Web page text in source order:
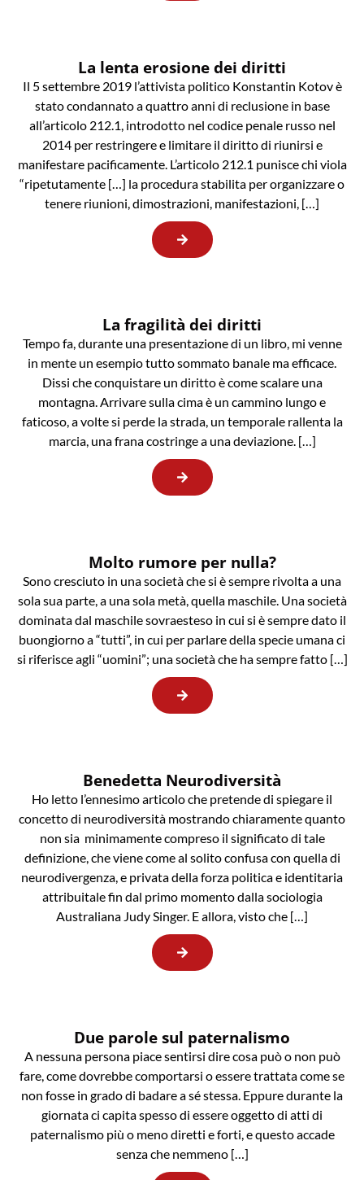
La lenta erosione dei diritti
Il 5 settembre 2019 l’attivista politico Konstantin Kotov è
stato condannato a quattro anni di reclusione in base
all’articolo 212.1, introdotto nel codice penale russo nel
2014 per restringere e limitare il diritto di riunirsi e
manifestare pacificamente. L’articolo 212.1 punisce chi viola
“ripetutamente […] la procedura stabilita per organizzare o
tenere riunioni, dimostrazioni, manifestazioni, […]
La fragilità dei diritti
Tempo fa, durante una presentazione di un libro, mi venne
in mente un esempio tutto sommato banale ma efficace.
Dissi che conquistare un diritto è come scalare una
montagna. Arrivare sulla cima è un cammino lungo e
faticoso, a volte si perde la strada, un temporale rallenta la
marcia, una frana costringe a una deviazione. […]
Molto rumore per nulla?
Sono cresciuto in una società che si è sempre rivolta a una
sola sua parte, a una sola metà, quella maschile. Una società
dominata dal maschile sovraesteso in cui si è sempre dato il
buongiorno a “tutti”, in cui per parlare della specie umana ci
si riferisce agli “uomini”; una società che ha sempre fatto […]
Benedetta Neurodiversità
Ho letto l’ennesimo articolo che pretende di spiegare il
concetto di neurodiversità mostrando chiaramente quanto
non sia minimamente compreso il significato di tale
definizione, che viene come al solito confusa con quella di
neurodivergenza, e privata della forza politica e identitaria
attribuitale fin dal primo momento dalla sociologia
Australiana Judy Singer. E allora, visto che […]
Due parole sul paternalismo
A nessuna persona piace sentirsi dire cosa può o non può
fare, come dovrebbe comportarsi o essere trattata come se
non fosse in grado di badare a sé stessa. Eppure durante la
giornata ci capita spesso di essere oggetto di atti di
paternalismo più o meno diretti e forti, e questo accade
senza che nemmeno […]